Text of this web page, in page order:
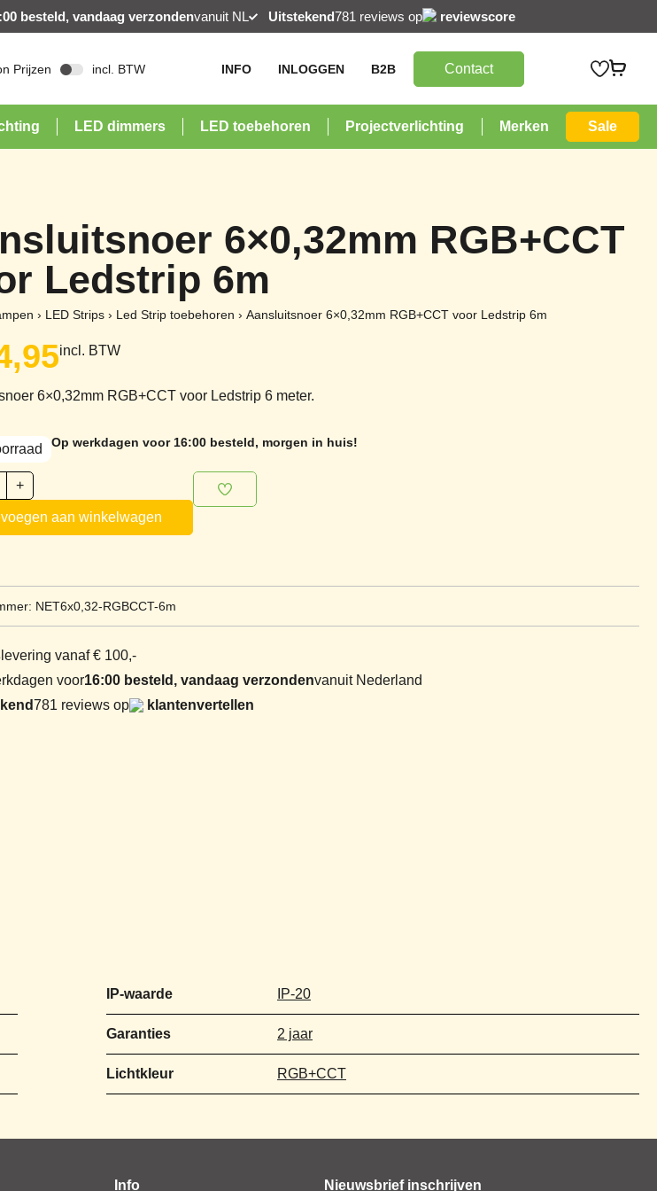
besteld, vandaag verzondenvanuit NL Uitstekend781 reviews op reviewscore
Prijzen incl. BTW INFO INLOGGEN B2B Contact
LED dimmers LED toebehoren Projectverlichting Merken Sale
6×0,32mm RGB+CCT
Ledstrip 6m
› LED Strips› Led Strip toebehoren › Aansluitsnoer 6×0,32mm RGB+CCT voor Ledstrip 6m
incl. BTW
6×0,32mm RGB+CCT voor Ledstrip 6 meter.
Op werkdagen voor 16:00 besteld, morgen in huis!
+
aan winkelwagen
NET6x0,32-RGBCCT-6m
levering vanaf € 100,-
voor16:00 besteld, vandaag verzondenvanuit Nederland
781 reviews op klantenvertellen
IP-waarde IP-20
Garanties 2 jaar
Lichtkleur RGB+CCT
Info Nieuwsbrief inschrijven